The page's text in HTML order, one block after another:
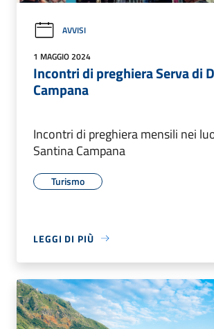
AVVISI
1 MAGGIO 2024
Incontri di preghiera Serva di
Campana
Incontri di preghiera mensili nei
Santina Campana
Turismo
LEGGI DI PIÙ